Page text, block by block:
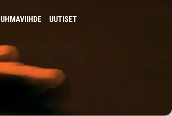
UHMAVIIHDE UUTISET